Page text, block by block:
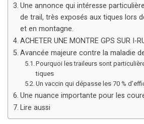
Une annonce qui intéresse
de trail, très exposés aux tiques lors
et en montagne.
ACHETER UNE MONTRE GPS SUR I-
Avancée majeure contre la maladie
Pourquoi les traileurs sont
tiques
Un vaccin qui dépasse les 70 %
Une nuance importante pour les
Lire aussi